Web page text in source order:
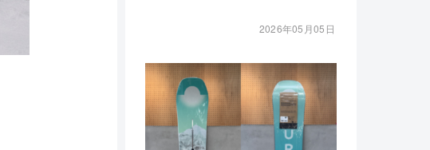
2026年05月05日